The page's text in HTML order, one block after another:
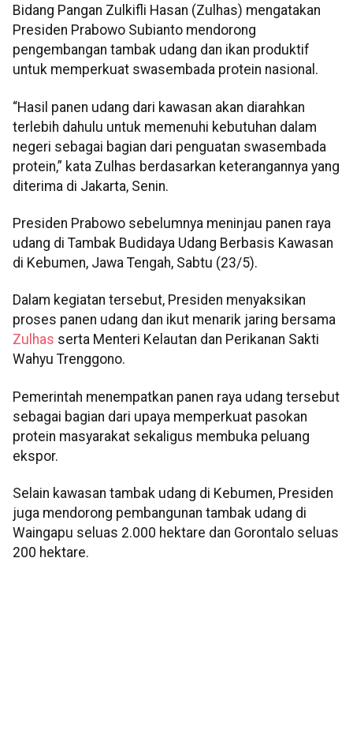
Bidang Pangan Zulkifli Hasan (Zulhas) mengatakan
Presiden Prabowo Subianto mendorong
pengembangan tambak udang dan ikan produktif
untuk memperkuat swasembada protein nasional.
“Hasil panen udang dari kawasan akan diarahkan
terlebih dahulu untuk memenuhi kebutuhan dalam
negeri sebagai bagian dari penguatan swasembada
protein,” kata Zulhas berdasarkan keterangannya yang
diterima di Jakarta, Senin.
Presiden Prabowo sebelumnya meninjau panen raya
udang di Tambak Budidaya Udang Berbasis Kawasan
di Kebumen, Jawa Tengah, Sabtu (23/5).
Dalam kegiatan tersebut, Presiden menyaksikan
proses panen udang dan ikut menarik jaring bersama
Zulhas serta Menteri Kelautan dan Perikanan Sakti
Wahyu Trenggono.
​​​​​​​Pemerintah menempatkan panen raya udang tersebut
sebagai bagian dari upaya memperkuat pasokan
protein masyarakat sekaligus membuka peluang
ekspor.
Selain kawasan tambak udang di Kebumen, Presiden
juga mendorong pembangunan tambak udang di
Waingapu seluas 2.000 hektare dan Gorontalo seluas
200 hektare.